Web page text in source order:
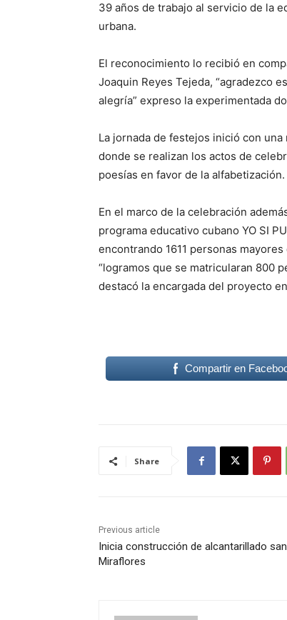
39 años de trabajo al servicio de la
urbana.
El reconocimiento lo recibió en
Joaquin Reyes Tejeda, “agradezco
alegría” expreso la experimentada
La jornada de festejos inició con
donde se realizan los actos de
poesías en favor de la alfabetización.
En el marco de la celebración
programa educativo cubano YO SI
encontrando 1611 personas
“logramos que se matricularan 800
destacó la encargada del proyecto
Compartir en
Share
Previous article
Inicia construcción de alcantarillado
Miraflores